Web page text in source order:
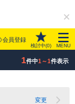
会員登録
検討中(0) MENU
1件中1～1件表示
変更